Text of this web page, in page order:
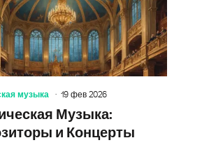
музыка 19 фев 2026
Музыка:
и Концерты